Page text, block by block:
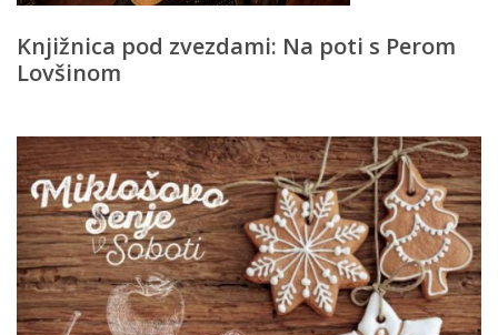
Knjižnica pod zvezdami: Na poti s Perom
Lovšinom